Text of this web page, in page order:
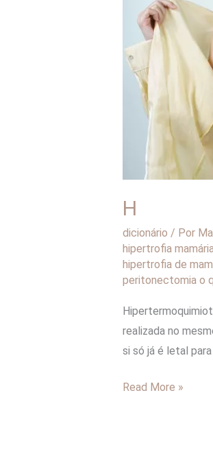
H
dicionário / Por
hipertrofia
hipertrofia de
peritonectomia o
realizada no
si só já é letal
Read More »